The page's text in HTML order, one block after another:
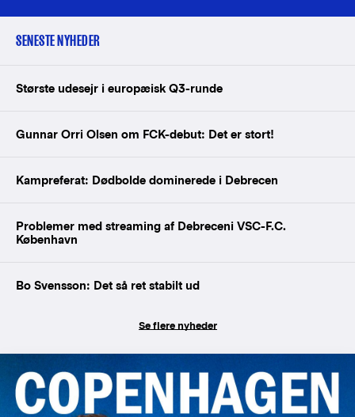
SENESTE NYHEDER
Største udesejr i europæisk Q3-runde
Gunnar Orri Olsen om FCK-debut: Det er stort!
Kampreferat: Dødbolde dominerede i Debrecen
Problemer med streaming af Debreceni VSC-F.C.
København
Bo Svensson: Det så ret stabilt ud
Se flere nyheder